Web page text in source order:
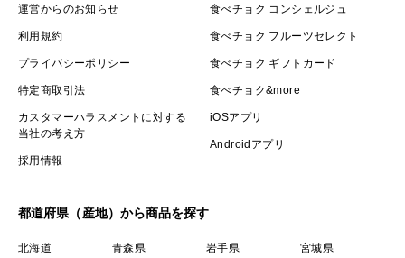
運営からのお知らせ
利用規約
プライバシーポリシー
特定商取引法
カスタマーハラスメントに対する
当社の考え方
採用情報
食べチョク コンシェルジュ
食べチョク フルーツセレクト
食べチョク ギフトカード
食べチョク&more
iOSアプリ
Androidアプリ
都道府県（産地）から商品を探す
北海道 青森県 岩手県
宮城県